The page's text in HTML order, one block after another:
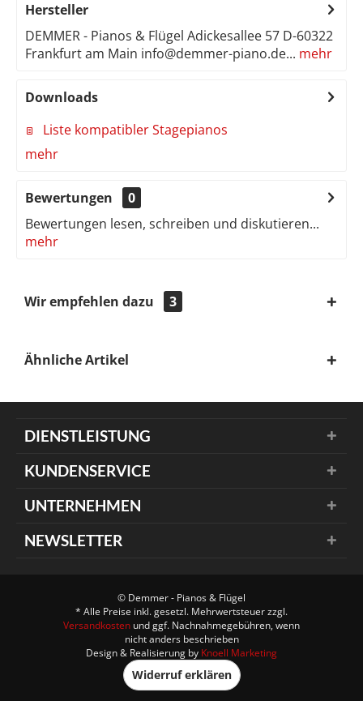
Hersteller
DEMMER - Pianos & Flügel Adickesallee 57 D-60322
Frankfurt am Main info@demmer-piano.de... mehr
Downloads
Liste kompatibler Stagepianos
mehr
Bewertungen
0
Bewertungen lesen, schreiben und diskutieren...
mehr
Wir empfehlen dazu 3
Ähnliche Artikel
DIENSTLEISTUNG
KUNDENSERVICE
UNTERNEHMEN
NEWSLETTER
© Demmer - Pianos & Flügel
* Alle Preise inkl. gesetzl. Mehrwertsteuer zzgl.
Versandkosten und ggf. Nachnahmegebühren, wenn
nicht anders beschrieben
Design & Realisierung by Knoell Marketing
Widerruf erklären